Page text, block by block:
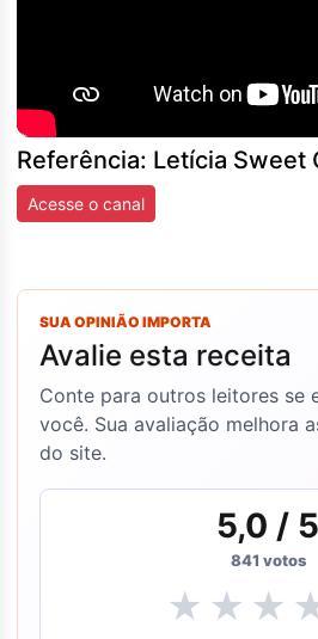
Referência: Letícia Sweet
Acesse o canal
SUA OPINIÃO IMPORTA
Avalie esta receita
Conte para outros leitores se
você. Sua avaliação melhora
do site.
5,0 / 5
841 votos
★ ★ ★